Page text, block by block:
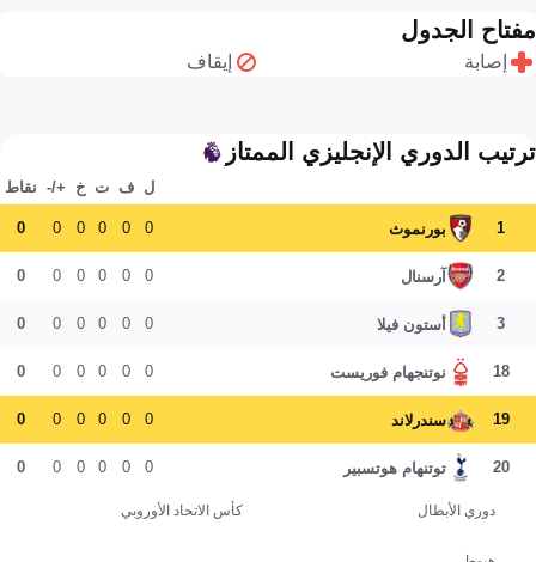
مفتاح الجدول
إصابة إيقاف
ترتيب الدوري الإنجليزي الممتاز
ل ف ت خ +/- نقاط
1 بورنموث 0
0
0
0
0
0
2 آرسنال 0
0
0
0
0
0
3 أستون فيلا 0
0
0
0
0
0
18 نوتنجهام فوريست 0
0
0
0
0
0
19 سندرلاند 0
0
0
0
0
0
20 توتنهام هوتسبير 0
0
0
0
0
0
دوري الأبطال كأس الاتحاد الأوروبي